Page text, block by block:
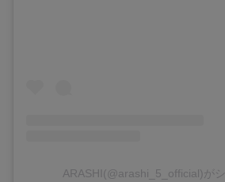
ARASHI(@arashi_5_official)が